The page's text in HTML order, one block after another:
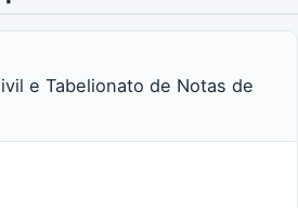
e Tabelionato de Notas de